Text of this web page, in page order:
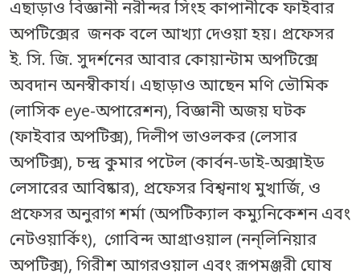
এছাড়াও বিজ্ঞানী নরীন্দর সিংহ কাপানীকে ফাইবার
অপটিক্সের জনক বলে আখ্যা দেওয়া হয়। প্রফেসর
ই. সি. জি. সুদর্শনের আবার কোয়ান্টাম অপটিক্সে
অবদান অনস্বীকার্য। এছাড়াও আছেন মণি ভৌমিক
(লাসিক eye-অপারেশন), বিজ্ঞানী অজয় ঘটক
(ফাইবার অপটিক্স), দিলীপ ভাওলকর (লেসার
অপটিক্স), চন্দ্র কুমার পটেল (কার্বন-ডাই-অক্সাইড
লেসারের আবিষ্কার), প্রফেসর বিশ্বনাথ মুখার্জি, ও
প্রফেসর অনুরাগ শর্মা (অপটিক্যাল কম্যুনিকেশন এবং
নেটওয়ার্কিং), গোবিন্দ আগ্রাওয়াল (নন্‌লিনিয়ার
অপটিক্স), গিরীশ আগরওয়াল এবং রূপমঞ্জরী ঘোষ